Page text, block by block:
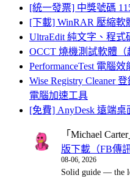
[統一發票] 中獎號碼
[下載] WinRAR 壓縮軟
UltraEdit 純文字、程式
OCCT 燒機測試軟體（
PerformanceTest 電腦
Wise Registry Cleaner
電腦加速工具
[免費] AnyDesk 遠端桌
「 Michael Carter
版下載（FB傳
08-06, 2026
Solid guide — the